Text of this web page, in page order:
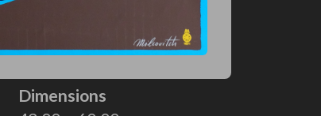
Dimensions